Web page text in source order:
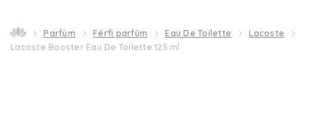
Parfüm Férfi parfüm Eau De Toilette
Lacoste
Lacoste Booster Eau De Toilette 125 ml